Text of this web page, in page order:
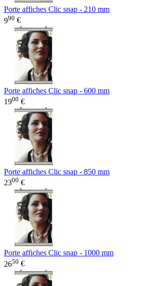
Porte affiches Clic snap - 210 mm
990 €
Porte affiches Clic snap - 600 mm
1900 €
Porte affiches Clic snap - 850 mm
2300 €
Porte affiches Clic snap - 1000 mm
2650 €